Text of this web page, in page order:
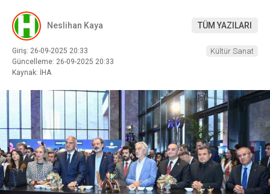
Neslihan Kaya TÜM YAZILARI
Giriş: 26-09-2025 20:33
Güncelleme: 26-09-2025 20:33
Kaynak: İHA
Kültür Sanat